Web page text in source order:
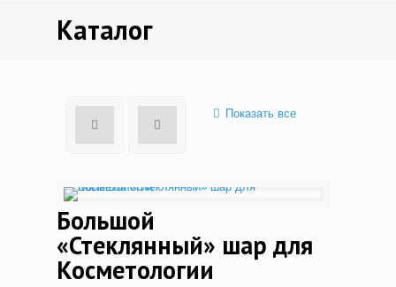
Каталог
Показать все
Большой
«Стеклянный» шар для
Косметологии